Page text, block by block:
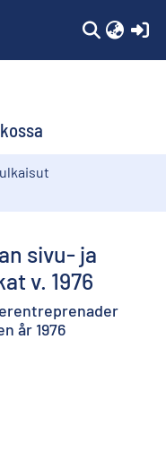
sivu- ja
v. 1976
år 1976